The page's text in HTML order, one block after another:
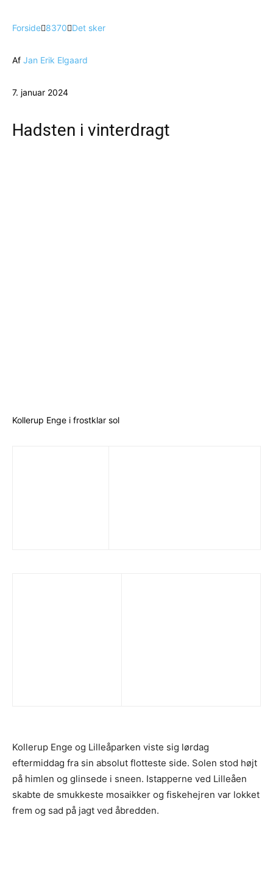
Forside 8370 Det sker
Af Jan Erik Elgaard
7. januar 2024
Hadsten i vinterdragt
Kollerup Enge i frostklar sol
Kollerup Enge og Lilleåparken viste sig lørdag
eftermiddag fra sin absolut flotteste side. Solen stod højt
på himlen og glinsede i sneen. Istapperne ved Lilleåen
skabte de smukkeste mosaikker og fiskehejren var lokket
frem og sad på jagt ved åbredden.